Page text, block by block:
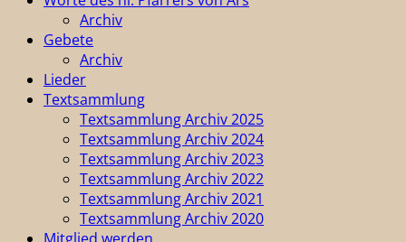
Archiv
Gebete
Archiv
Lieder
Textsammlung
Textsammlung Archiv 2025
Textsammlung Archiv 2024
Textsammlung Archiv 2023
Textsammlung Archiv 2022
Textsammlung Archiv 2021
Textsammlung Archiv 2020
Mitglied werden